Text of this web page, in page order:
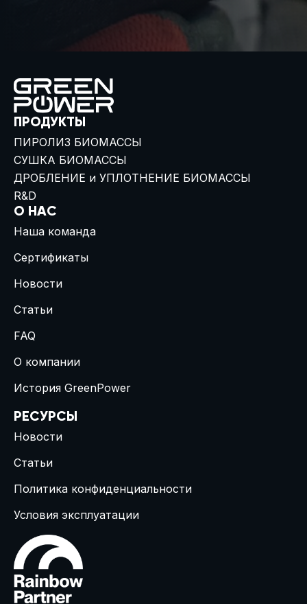
ПРОДУКТЫ
ПИРОЛИЗ БИОМАССЫ
СУШКА БИОМАССЫ
ДРОБЛЕНИЕ и УПЛОТНЕНИЕ БИОМАССЫ
R&D
О НАС
Наша команда
Сертификаты
Новости
Статьи
FAQ
О компании
История GreenPower
РЕСУРСЫ
Новости
Статьи
Политика конфиденциальности
Условия эксплуатации